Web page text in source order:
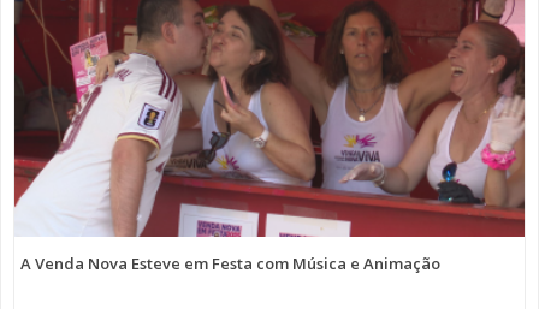
A Venda Nova Esteve em Festa com Música e Animação